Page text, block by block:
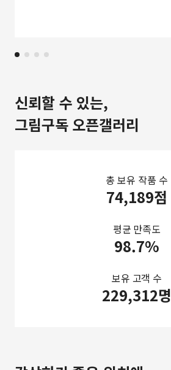
신뢰할 수 있는,
그림구독 오픈갤러리
총 보유 작품 수
74,189점
평균 만족도
98.7%
보유 고객 수
229,312명